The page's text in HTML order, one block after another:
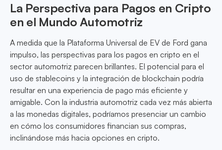
La Perspectiva para Pagos en Cripto
en el Mundo Automotriz
A medida que la Plataforma Universal de EV de Ford gana
impulso, las perspectivas para los pagos en cripto en el
sector automotriz parecen brillantes. El potencial para el
uso de stablecoins y la integración de blockchain podría
resultar en una experiencia de pago más eficiente y
amigable. Con la industria automotriz cada vez más abierta
a las monedas digitales, podríamos presenciar un cambio
en cómo los consumidores financian sus compras,
inclinándose más hacia opciones en cripto.